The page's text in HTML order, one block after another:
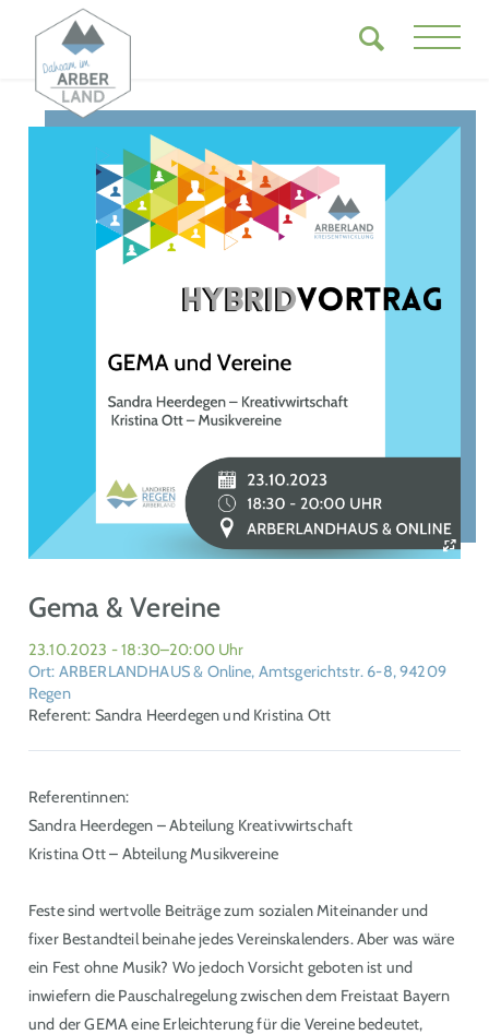
Gema & Vereine
23.10.2023 - 18:30–20:00 Uhr
Ort: ARBERLANDHAUS & Online, Amtsgerichtstr. 6-8, 94209
Regen
Referent: Sandra Heerdegen und Kristina Ott
Referentinnen:
Sandra Heerdegen – Abteilung Kreativwirtschaft
Kristina Ott – Abteilung Musikvereine
Feste sind wertvolle Beiträge zum sozialen Miteinander und
fixer Bestandteil beinahe jedes Vereinskalenders. Aber was wäre
ein Fest ohne Musik? Wo jedoch Vorsicht geboten ist und
inwiefern die Pauschalregelung zwischen dem Freistaat Bayern
und der GEMA eine Erleichterung für die Vereine bedeutet,